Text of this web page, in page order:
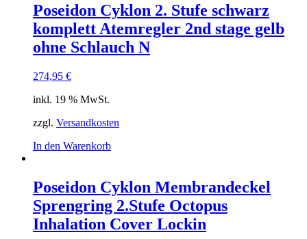
Poseidon Cyklon 2. Stufe schwarz
komplett Atemregler 2nd stage gelb
ohne Schlauch N
274,95 €
inkl. 19 % MwSt.
zzgl. Versandkosten
In den Warenkorb
Poseidon Cyklon Membrandeckel
Sprengring 2.Stufe Octopus
Inhalation Cover Lockin